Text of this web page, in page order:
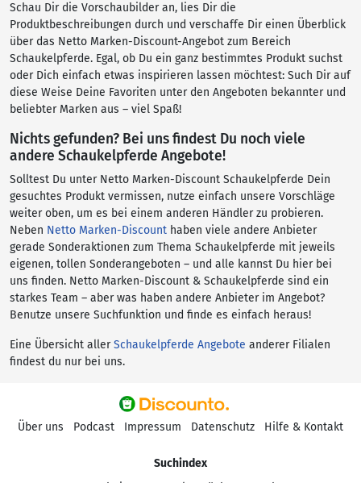
Schau Dir die Vorschaubilder an, lies Dir die
Produktbeschreibungen durch und verschaffe Dir einen Überblick
über das Netto Marken-Discount-Angebot zum Bereich
Schaukelpferde. Egal, ob Du ein ganz bestimmtes Produkt suchst
oder Dich einfach etwas inspirieren lassen möchtest: Such Dir auf
diese Weise Deine Favoriten unter den Angeboten bekannter und
beliebter Marken aus – viel Spaß!
Nichts gefunden? Bei uns findest Du noch viele
andere Schaukelpferde Angebote!
Solltest Du unter Netto Marken-Discount Schaukelpferde Dein
gesuchtes Produkt vermissen, nutze einfach unsere Vorschläge
weiter oben, um es bei einem anderen Händler zu probieren.
Neben Netto Marken-Discount haben viele andere Anbieter
gerade Sonderaktionen zum Thema Schaukelpferde mit jeweils
eigenen, tollen Sonderangeboten – und alle kannst Du hier bei
uns finden. Netto Marken-Discount & Schaukelpferde sind ein
starkes Team – aber was haben andere Anbieter im Angebot?
Benutze unsere Suchfunktion und finde es einfach heraus!
Eine Übersicht allerSchaukelpferde Angebote anderer Filialen
findest du nur bei uns.
Über uns Podcast Impressum Datenschutz Hilfe & Kontakt
Suchindex